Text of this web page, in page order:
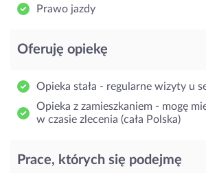
Prawo jazdy
Oferuję opiekę
Opieka stała - regularne wizyty u
Opieka z zamieszkaniem - mogę
w czasie zlecenia (cała Polska)
Prace, których się podejmę